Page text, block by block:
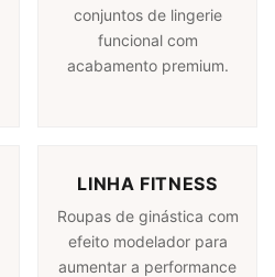
conjuntos de lingerie
funcional com
acabamento premium.
LINHA FITNESS
Roupas de ginástica com
efeito modelador para
aumentar a performance